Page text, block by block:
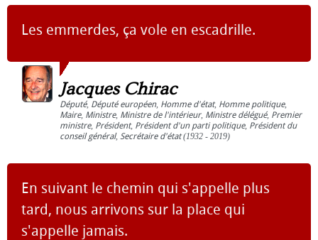
Les emmerdes, ça vole en escadrille.
Jacques Chirac
Député, Député européen, Homme d'état, Homme politique,
Maire, Ministre, Ministre de l'intérieur, Ministre délégué, Premier
ministre, Président, Président d'un parti politique, Président du
conseil général, Secrétaire d'état(1932 - 2019)
En suivant le chemin qui s'appelle plus
tard, nous arrivons sur la place qui
s'appelle jamais.